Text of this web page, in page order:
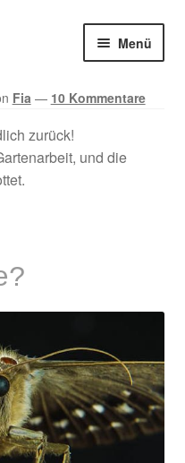
Menü
Fia — 10 Kommentare
zurück!
und die